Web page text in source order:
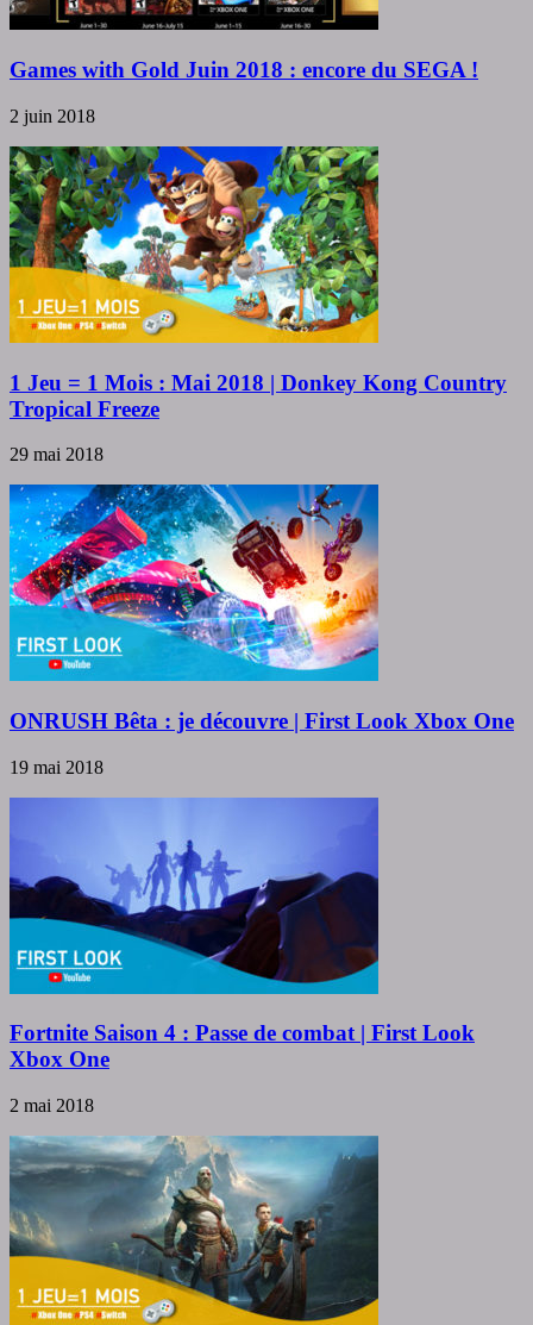
Games with Gold Juin 2018 : encore du SEGA !
2 juin 2018
1 Jeu = 1 Mois : Mai 2018 | Donkey Kong Country
Tropical Freeze
29 mai 2018
ONRUSH Bêta : je découvre | First Look Xbox One
19 mai 2018
Fortnite Saison 4 : Passe de combat | First Look
Xbox One
2 mai 2018